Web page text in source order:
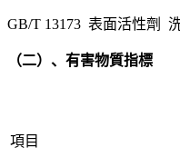
GB/T 13173 表面活性劑
（二）、有害物質指標
項目